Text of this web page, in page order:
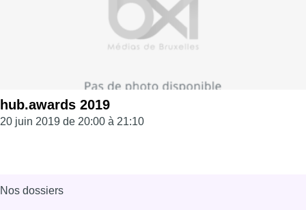
hub.awards 2019
20 juin 2019 de 20:00 à 21:10
Nos dossiers